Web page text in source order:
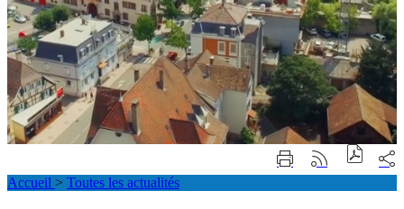
Accueil > Toutes les actualités